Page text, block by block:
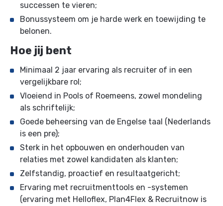
successen te vieren;
Bonussysteem om je harde werk en toewijding te
belonen.
Hoe jij bent
Minimaal 2 jaar ervaring als recruiter of in een
vergelijkbare rol;
Vloeiend in Pools of Roemeens, zowel mondeling
als schriftelijk;
Goede beheersing van de Engelse taal (Nederlands
is een pre);
Sterk in het opbouwen en onderhouden van
relaties met zowel kandidaten als klanten;
Zelfstandig, proactief en resultaatgericht;
Ervaring met recruitmenttools en -systemen
(ervaring met Helloflex, Plan4Flex & Recruitnow is